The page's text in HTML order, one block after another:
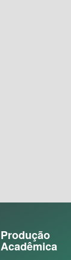
Produção
Acadêmica